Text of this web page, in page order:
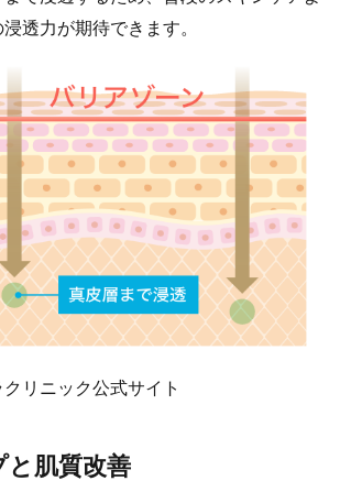
透力が期待できます。
リニック公式サイト
と肌質改善